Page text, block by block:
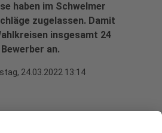
haben im Schwelmer
zugelassen. Damit
insgesamt 24
an.
24.03.2022 13:14